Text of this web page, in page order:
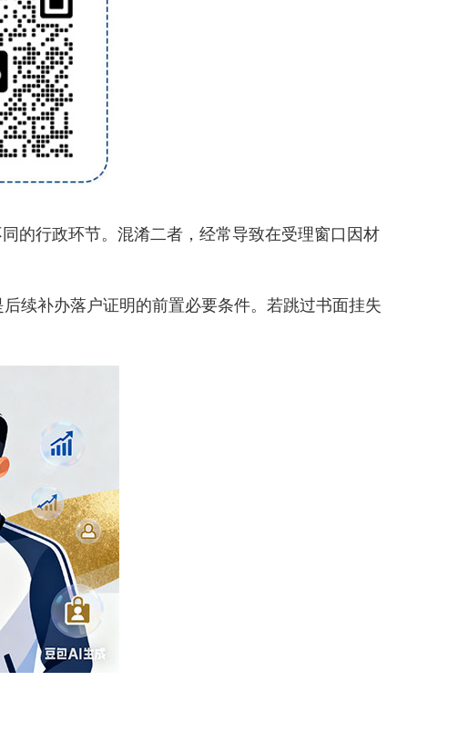
的行政环节。混淆二者，经常导致在受理窗口因材
续补办落户证明的前置必要条件。若跳过书面挂失